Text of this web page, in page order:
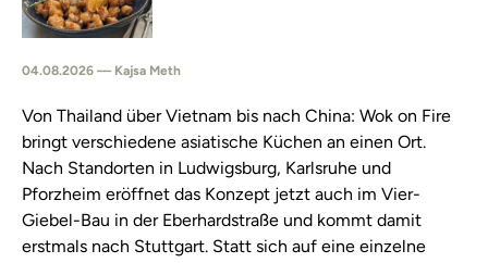
04.08.2026 — Kajsa Meth
Von Thailand über Vietnam bis nach China: Wok on Fire
bringt verschiedene asiatische Küchen an einen Ort.
Nach Standorten in Ludwigsburg, Karlsruhe und
Pforzheim eröffnet das Konzept jetzt auch im Vier-
Giebel-Bau in der Eberhardstraße und kommt damit
erstmals nach Stuttgart. Statt sich auf eine einzelne